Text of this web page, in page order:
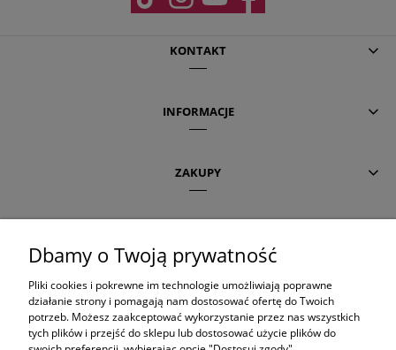
KONTAKT
INFORMACJE
ZAKUPY
AKTUALNE TEMATY
Dbamy o Twoją prywatność
Pliki cookies i pokrewne im technologie umożliwiają poprawne
działanie strony i pomagają nam dostosować ofertę do Twoich
potrzeb. Możesz zaakceptować wykorzystanie przez nas wszystkich
tych plików i przejść do sklepu lub dostosować użycie plików do